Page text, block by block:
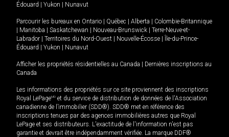
Édouard | Yukon | Nunavut
Parcourir les bureaux en Ontario | Québec | Alberta | Colombie-Britannique
| Manitoba | Saskatchewan | Nouveau-Brunswick | Terre-Neuve-et-
Labrador | Territoires du Nord-Ouest | Nouvelle-Écosse | Île-du-Prince-
Édouard | Yukon | Nunavut
Afficher les propriétés résidentielles au Canada | Dernières inscriptions au
Canada
Les informations des propriétés sur ce site proviennent des inscriptions
Royal LePageMD et du service de distribution de données de l'Association
canadienne de l’immobilier (SDD®). SDD® met en référence des
inscriptions tenues par des agences immobilières autres que Royal
LePage et ses distributeurs. L'exactitude de l'information n'est pas
garantie et devrait être indépendamment vérifiée. La marque DDF®